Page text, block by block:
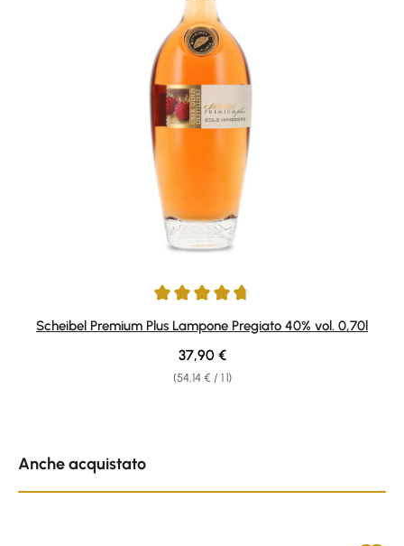
Average rating of 4.82 out of 5 stars
Scheibel Premium Plus Lampone Pregiato 40% vol. 0,70l
(54,14 € / 1 l)
Regular price:
37,90 €
Anche acquistato